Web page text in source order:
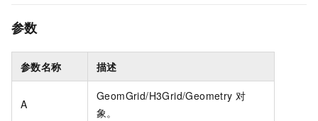
参数
参数名称 描述
A
GeomGrid/H3Grid/Geometry 对
象。